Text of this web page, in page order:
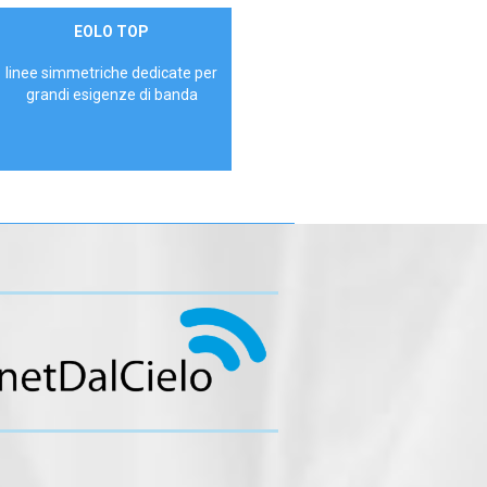
ContattaciEOLO TOP
linee simmetriche dedicate per
grandi esigenze di banda